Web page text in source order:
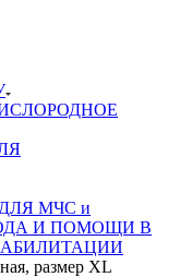
МЧС и
И ПОМОЩИ В
размер XL